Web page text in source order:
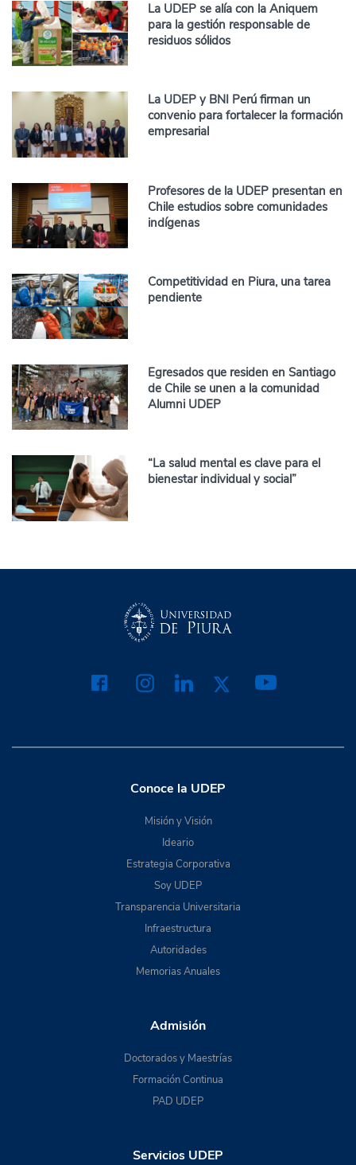
La UDEP se alía con la Aniquem
para la gestión responsable de
residuos sólidos
La UDEP y BNI Perú firman un
convenio para fortalecer la formación
empresarial
Profesores de la UDEP presentan en
Chile estudios sobre comunidades
indígenas
Competitividad en Piura, una tarea
pendiente
Egresados que residen en Santiago
de Chile se unen a la comunidad
Alumni UDEP
“La salud mental es clave para el
bienestar individual y social”
Conoce la UDEP
Misión y Visión
Ideario
Estrategia Corporativa
Soy UDEP
Transparencia Universitaria
Infraestructura
Autoridades
Memorias Anuales
Admisión
Doctorados y Maestrías
Formación Continua
PAD UDEP
Servicios UDEP